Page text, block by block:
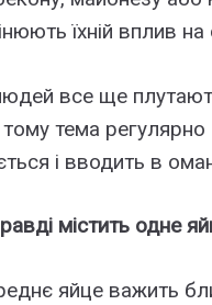
їхній вплив на
все ще
тому тема регулярно
і вводить в
містить одне
яйце важить